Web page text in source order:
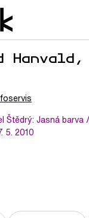
Štědrý: Jasná
5. 2010